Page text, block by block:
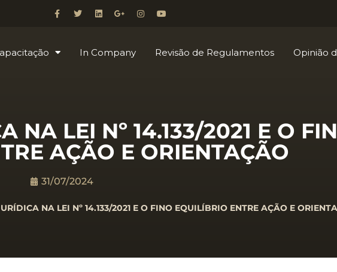
In Company Revisão de Regulamentos Opinião
NA LEI Nº 14.133/2021 E O
AÇÃO E ORIENTAÇÃO
31/07/2024
NA LEI Nº 14.133/2021 E O FINO EQUILÍBRIO ENTRE AÇÃO E